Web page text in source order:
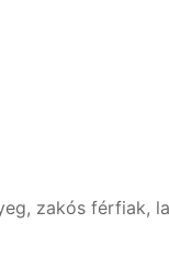
zakós férfiak,